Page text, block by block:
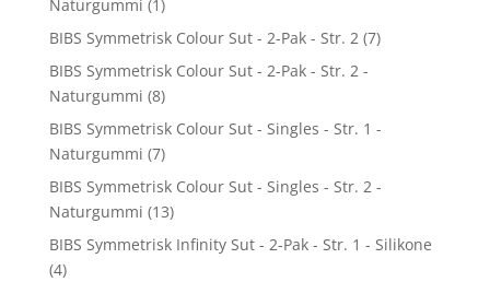
Naturgummi (1)
BIBS Symmetrisk Colour Sut - 2-Pak - Str. 2 (7)
BIBS Symmetrisk Colour Sut - 2-Pak - Str. 2 -
Naturgummi (8)
BIBS Symmetrisk Colour Sut - Singles - Str. 1 -
Naturgummi (7)
BIBS Symmetrisk Colour Sut - Singles - Str. 2 -
Naturgummi (13)
BIBS Symmetrisk Infinity Sut - 2-Pak - Str. 1 - Silikone
(4)